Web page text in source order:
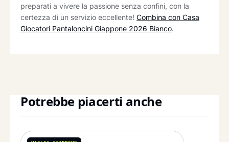
preparati a vivere la passione senza confini, con la
certezza di un servizio eccellente! Combina con Casa
Giocatori Pantaloncini Giappone 2026 Bianco.
Potrebbe piacerti anche